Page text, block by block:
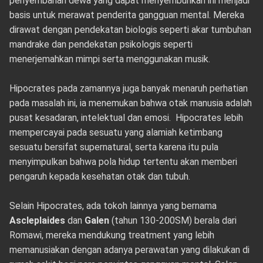
basis untuk merawat penderita gangguan mental. Mereka
dirawat dengan pendekatan biologis seperti akar tumbuhan
mandrake dan pendekatan psikologis seperti
menerjemahkan mimpi serta menggunakan musik.
Hipocrates pada zamannya juga banyak menaruh perhatian
pada masalah ini, ia menemukan bahwa otak manusia adalah
pusat kesadaran, intelektual dan emosi. Hipocrates lebih
mempercayai pada sesuatu yang alamiah ketimbang
sesuatu bersifat supernatural, serta karena itu pula
menyimpulkan bahwa pola hidup tertentu akan memberi
pengaruh kepada kesehatan otak dan tubuh.
Selain Hipocrates, ada tokoh lainnya yang bernama
Ascleplaidesdan Galen(tahun 130-200SM) berala dari
Romawi, mereka mendukung treatment yang lebih
memanusiakan dengan adanya perawatan yang dilakukan di